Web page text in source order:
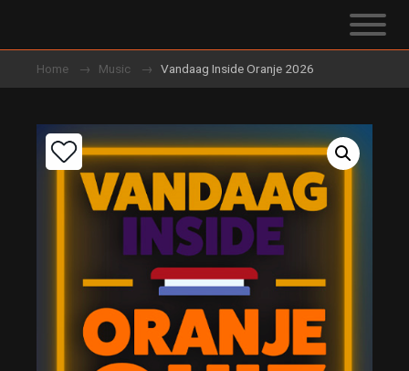
Home Music Vandaag Inside Oranje 2026